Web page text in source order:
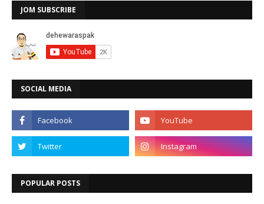
JOM SUBSCRIBE
SOCIAL MEDIA
POPULAR POSTS